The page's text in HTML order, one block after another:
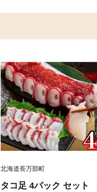
北海道長万部町
タコ足 4パック セット